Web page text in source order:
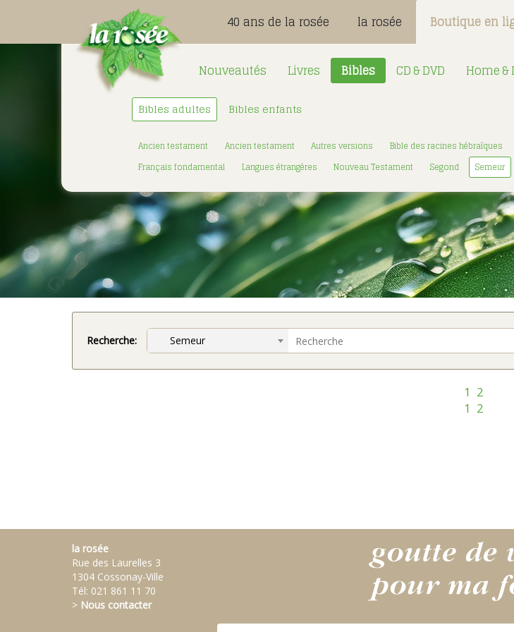
40 ans de la rosée la rosée Boutique en
Nouveautés Livres Bibles CD & DVD Home &
Bibles adultes Bibles enfants
Ancien testament Ancien testament Autres versions Bible des racines hébraïques
Français fondamental
Langues étrangères Nouveau Testament Segond Semeur
Recherche: Semeur
1 2
1 2
la rosée
Rue des Laurelles 3
1304 Cossonay-Ville
Tél: 021 861 11 70
> Nous contacter